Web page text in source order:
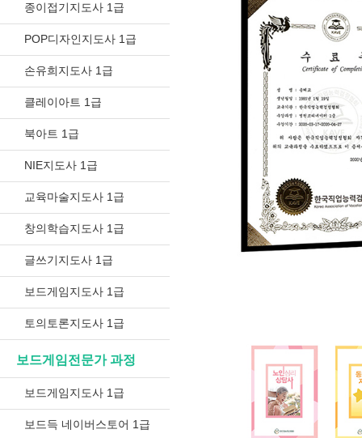
종이접기지도사 1급
POP디자인지도사 1급
손유희지도사 1급
클레이아트 1급
북아트 1급
NIE지도사 1급
교육마술지도사 1급
창의학습지도사 1급
글쓰기지도사 1급
보드게임지도사 1급
토의토론지도사 1급
보드게임전문가 과정
보드게임지도사 1급
보드득 네이버스토어 1급